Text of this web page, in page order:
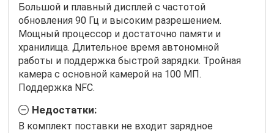
Большой и плавный дисплей с частотой
обновления 90 Гц и высоким разрешением.
Мощный процессор и достаточно памяти и
хранилища. Длительное время автономной
работы и поддержка быстрой зарядки. Тройная
камера с основной камерой на 100 МП.
Поддержка NFC.
Недостатки:
В комплект поставки не входит зарядное